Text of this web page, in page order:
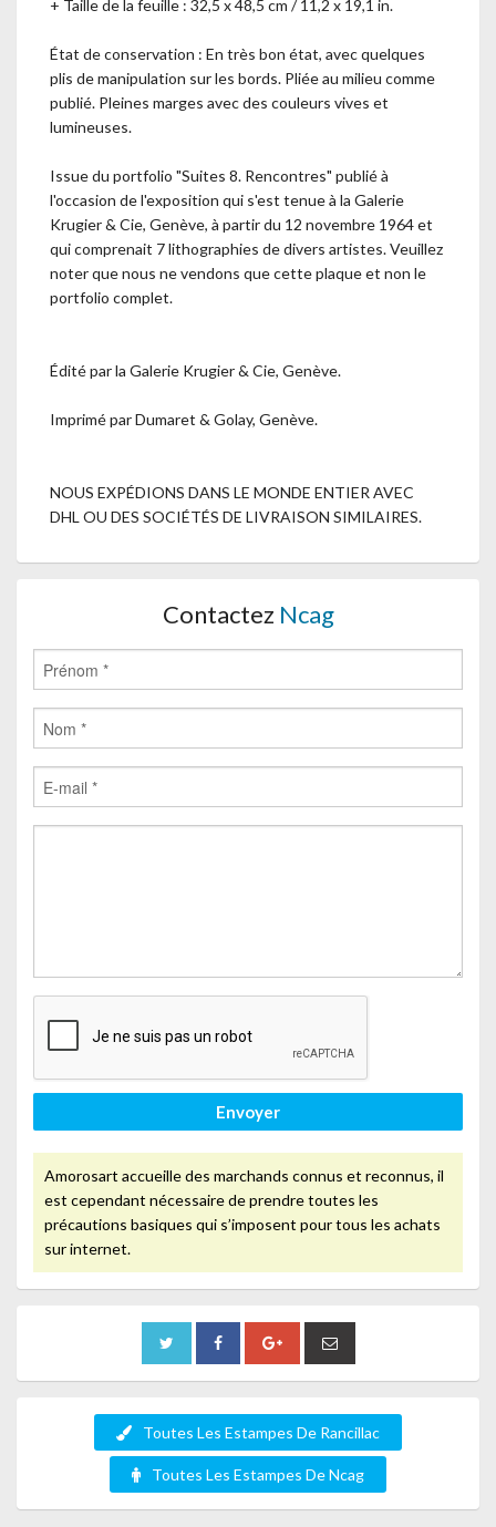
+ Taille de la feuille : 32,5 x 48,5 cm / 11,2 x 19,1 in.
État de conservation : En très bon état, avec quelques
plis de manipulation sur les bords. Pliée au milieu comme
publié. Pleines marges avec des couleurs vives et
lumineuses.
Issue du portfolio "Suites 8. Rencontres" publié à
l'occasion de l'exposition qui s'est tenue à la Galerie
Krugier & Cie, Genève, à partir du 12 novembre 1964 et
qui comprenait 7 lithographies de divers artistes. Veuillez
noter que nous ne vendons que cette plaque et non le
portfolio complet.
Édité par la Galerie Krugier & Cie, Genève.
Imprimé par Dumaret & Golay, Genève.
NOUS EXPÉDIONS DANS LE MONDE ENTIER AVEC
DHL OU DES SOCIÉTÉS DE LIVRAISON SIMILAIRES.
Contactez Ncag
Envoyer
Amorosart accueille des marchands connus et reconnus, il
est cependant nécessaire de prendre toutes les
précautions basiques qui s’imposent pour tous les achats
sur internet.
Toutes Les Estampes De Rancillac
Toutes Les Estampes De Ncag